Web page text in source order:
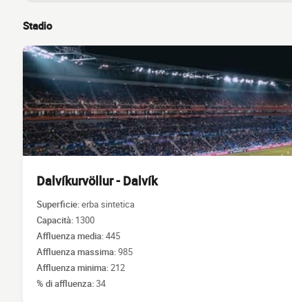
Stadio
Dalvíkurvöllur - Dalvík
Superficie:erba sintetica
Capacità: 1300
Affluenza media:445
Affluenza massima:985
Affluenza minima:212
% di affluenza:34